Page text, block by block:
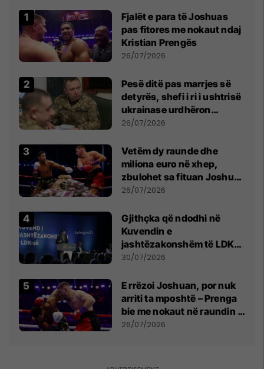
Fjalët e para të Joshuas
pas fitores me nokaut ndaj
Kristian Prengës
26/07/2026
Pesë ditë pas marrjes së
detyrës, shefi i ri i ushtrisë
ukrainase urdhëron
kontroll të madh
26/07/2026
Vetëm dy raunde dhe
miliona euro në xhep,
zbulohet sa fituan Joshua
e Prenga
26/07/2026
Gjithçka që ndodhi në
Kuvendin e
jashtëzakonshëm të LDK-
së
30/07/2026
E rrëzoi Joshuan, por nuk
arriti ta mposhtë – Prenga
bie me nokaut në raundin e
dytë
26/07/2026